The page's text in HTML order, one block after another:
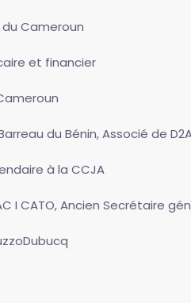
Cameroun
et financier
du Bénin, Associé de
à la CCJA
I CATO, Ancien Secrétaire